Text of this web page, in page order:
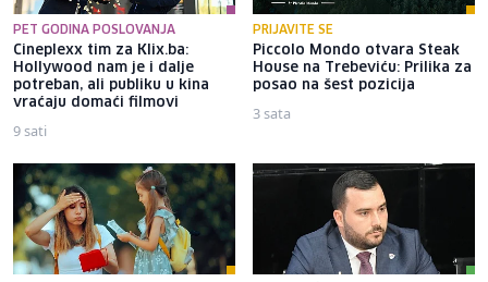
PET GODINA POSLOVANJA
Cineplexx tim za Klix.ba:
Hollywood nam je i dalje
potreban, ali publiku u kina
vraćaju domaći filmovi
9 sati
PRIJAVITE SE
Piccolo Mondo otvara Steak
House na Trebeviću: Prilika za
posao na šest pozicija
3 sata